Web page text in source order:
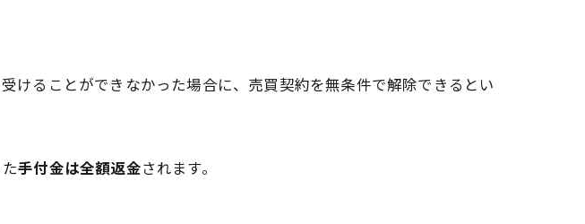
けることができなかった場合に、売買契約を無条件で解除できるとい
手付金は全額返金されます。